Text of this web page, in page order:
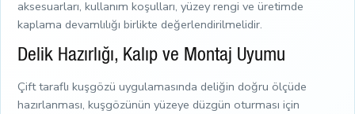
aksesuarları, kullanım koşulları, yüzey rengi ve üretimde
kaplama devamlılığı birlikte değerlendirilmelidir.
Delik Hazırlığı, Kalıp ve Montaj Uyumu
Çift taraflı kuşgözü uygulamasında deliğin doğru ölçüde
hazırlanması, kuşgözünün yüzeye düzgün oturması için